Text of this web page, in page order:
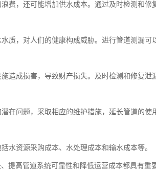
费，还可能增加供水成本。通过及时检测和修
质，对人们的健康构成威胁。进行管道测漏可
造成损害，导致财产损失。及时检测和修复泄
在问题，采取相应的维护措施，延长管道的使
水资源采购成本、水处理成本和输水成本等。
提高管道系统可靠性和降低运营成本都具有重